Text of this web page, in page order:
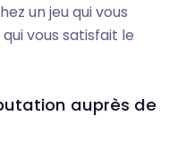
un jeu qui vous
vous satisfait le
auprès de